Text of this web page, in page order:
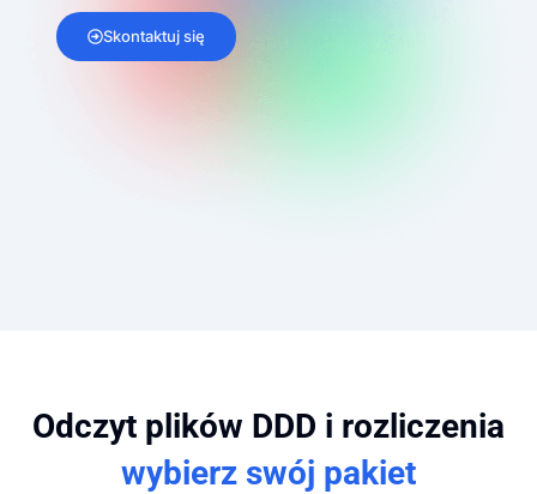
Skontaktuj się
Odczyt plików DDD i rozliczenia
wybierz swój pakiet